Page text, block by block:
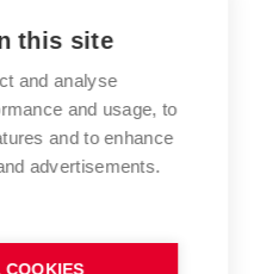
Technology
this site
and analyse
and usage, to
and to enhance
advertisements.